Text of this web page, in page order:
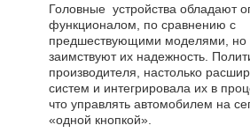
Головные устройства обладают
функционалом, по сравнению с
предшествующими моделями, но
заимствуют их надежность.
производителя, настолько
систем и интегрировала их в
что управлять автомобилем на
«одной кнопкой».
вопросом,
мою магнитолу на более
оригинальную. Нашел этот
следующий день приехал во
вечером забрал автомобиль уже
камерой заднего вида. Экран
При включении заднего хода,
автоматически. Остался